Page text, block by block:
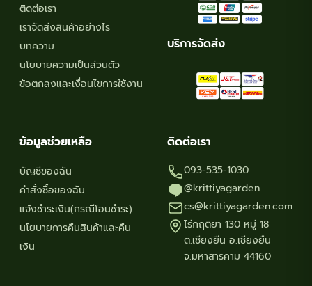
ติดต่อเรา
เราจัดส่งสินค้าอย่างไร
บทความ
นโยบายความเป็นส่วนตัว
ข้อตกลงและเงื่อนไขการใช้งาน
บริการจัดส่ง
ข้อมูลช่วยเหลือ
บัญชีของฉัน
คำสั่งซื้อของฉัน
แจ้งชำระเงิน(กรณีโอนชำระ)
นโยบายการคืนสินค้าและคืน
เงิน
ติดต่อเรา
093-535-1030
@krittiyagarden
cs@krittiyagarden.com
ไร่กฤติยา 130 หมู่ 18
ต.เชียงยืน อ.เชียงยืน
จ.มหาสารคาม 44160